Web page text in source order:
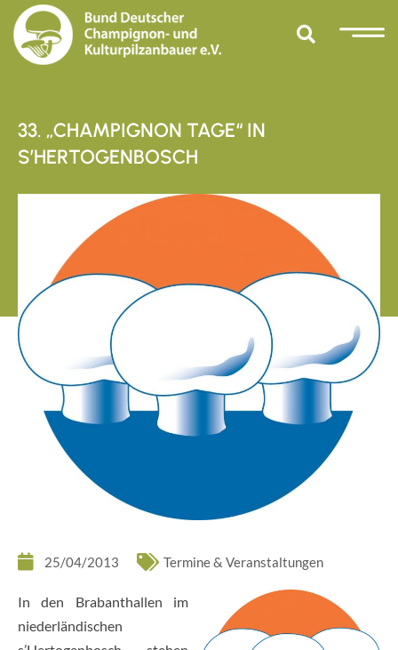
33. „CHAMPIGNON TAGE“ IN
S’HERTOGENBOSCH
25/04/2013 Termine & Veranstaltungen
In den Brabanthallen im
niederländischen